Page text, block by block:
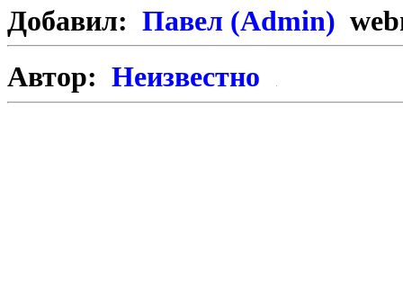
Добавил: Павел (Admin)
Автор: Неизвестно